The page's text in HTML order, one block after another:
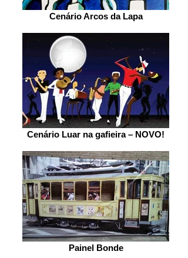
Cenário Arcos da Lapa
Cenário Luar na gafieira – NOVO!
Painel Bonde